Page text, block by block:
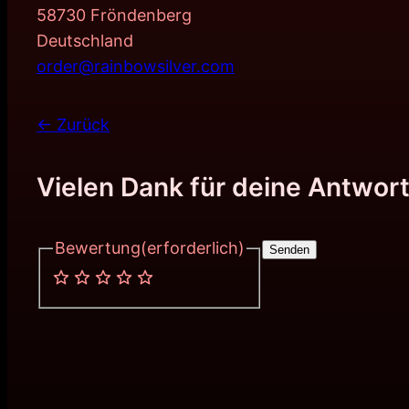
58730 Fröndenberg
Deutschland
order@rainbowsilver.com
← Zurück
Vielen Dank für deine
Bewertung(erforderlich) Senden